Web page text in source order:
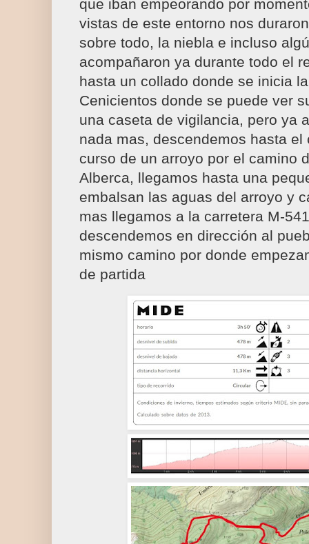
que iban empeorando por
vistas de este entorno nos
sobre todo, la niebla e incluso
acompañaron ya durante todo el
hasta un collado donde se inicia
Cenicientos donde se puede ver
una caseta de vigilancia, pero ya
nada mas, descendemos hasta
curso de un arroyo por el camino
Alberca, llegamos hasta una
embalsan las aguas del arroyo y
mas llegamos a la carretera M-
descendemos en dirección al
mismo camino por donde
de partida